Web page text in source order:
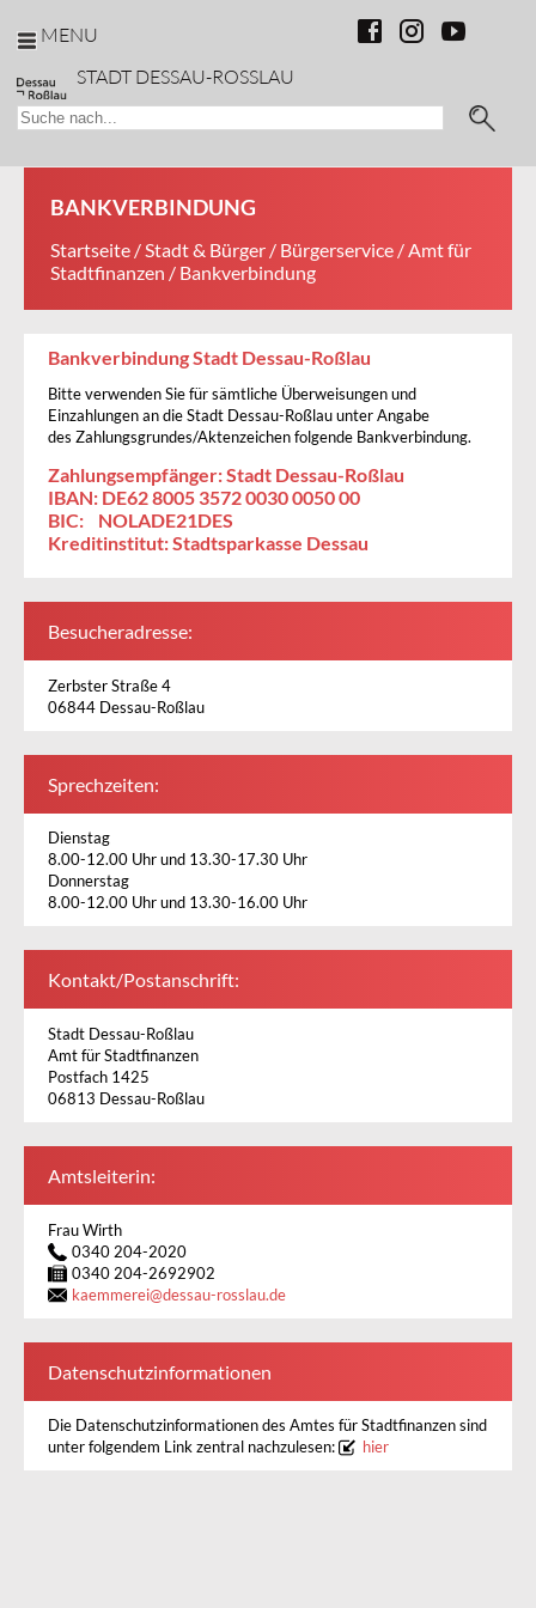
MENU
STADT DESSAU-ROSSLAU
BANKVERBINDUNG
Startseite /Stadt & Bürger / Bürgerservice /Amt für
Stadtfinanzen / Bankverbindung
Bankverbindung Stadt Dessau-Roßlau
Bitte verwenden Sie für sämtliche Überweisungen und
Einzahlungen an die Stadt Dessau-Roßlau unter Angabe
des Zahlungsgrundes/Aktenzeichen folgende Bankverbindung.
Zahlungsempfänger: Stadt Dessau-Roßlau
IBAN: DE62 8005 3572 0030 0050 00
BIC: NOLADE21DES
Kreditinstitut: Stadtsparkasse Dessau
Besucheradresse:
Zerbster Straße 4
06844 Dessau-Roßlau
Sprechzeiten:
Dienstag
8.00-12.00 Uhr und 13.30-17.30 Uhr
Donnerstag
8.00-12.00 Uhr und 13.30-16.00 Uhr
Kontakt/Postanschrift:
Stadt Dessau-Roßlau
Amt für Stadtfinanzen
Postfach 1425
06813 Dessau-Roßlau
Amtsleiterin:
Frau Wirth
0340 204-2020
0340 204-2692902
kaemmerei@dessau-rosslau.de
Datenschutzinformationen
Die Datenschutzinformationen des Amtes für Stadtfinanzen sind
unter folgendem Link zentral nachzulesen:
hier